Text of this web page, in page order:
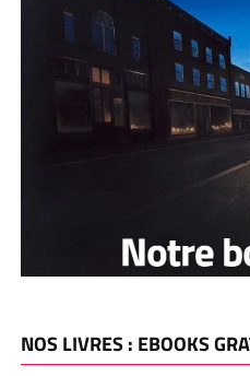
NOS LIVRES : EBOOKS